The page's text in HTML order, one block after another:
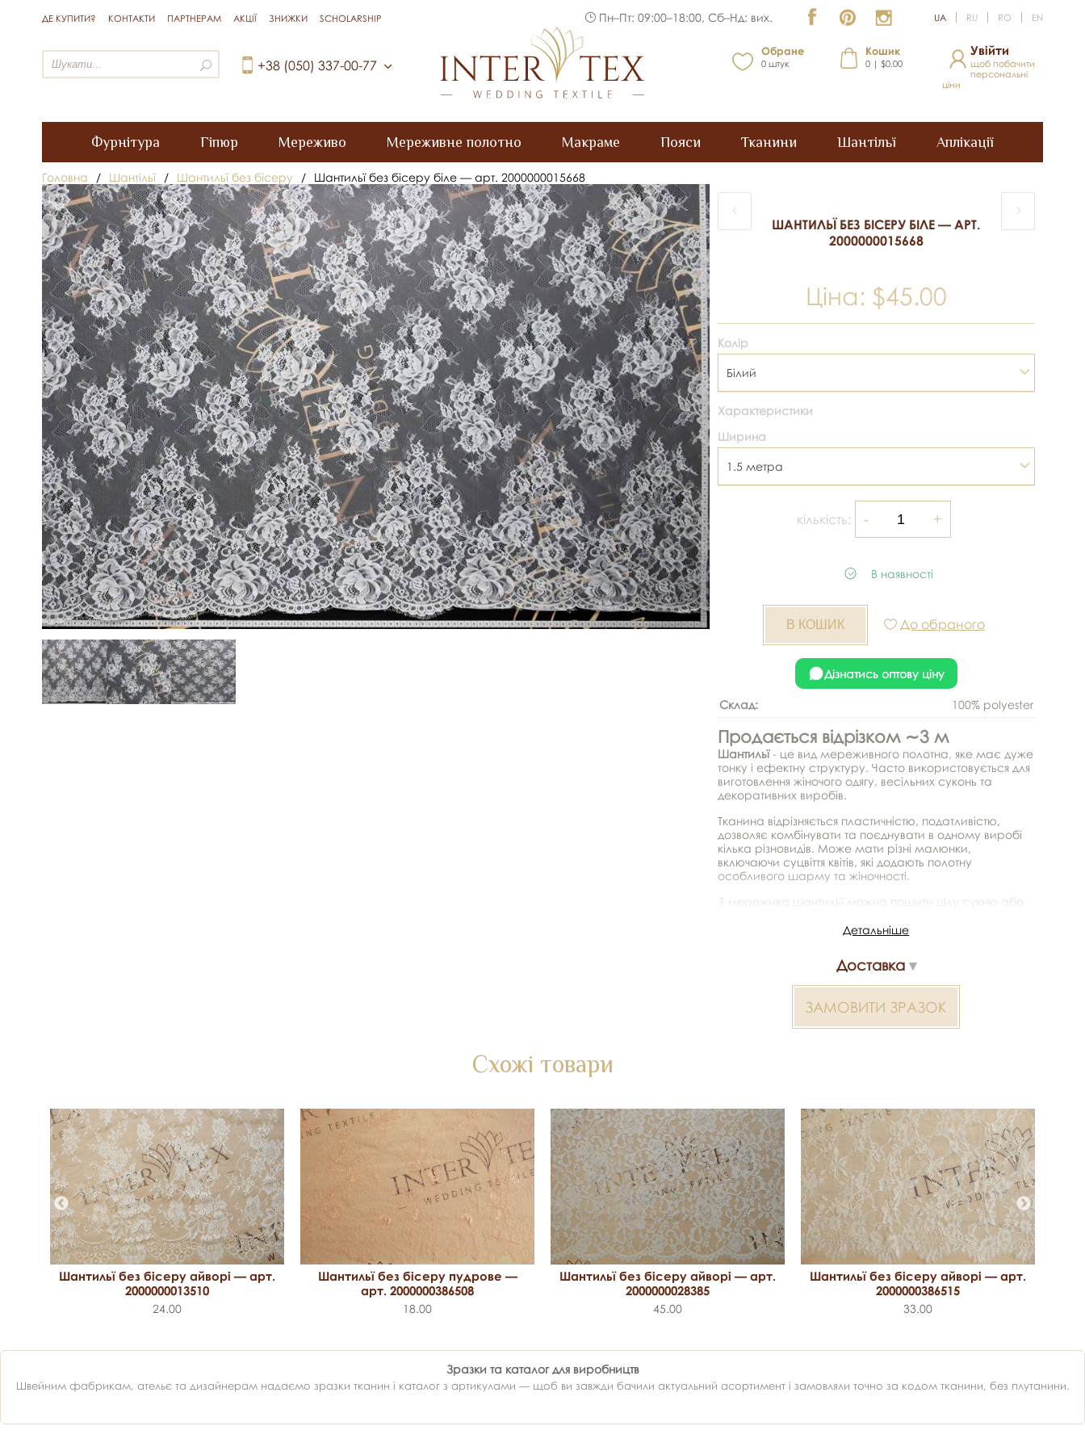
ДЕ КУПИТИ? КОНТАКТИ ПАРТНЕРАМ АКЦІЇ ЗНИЖКИ SCHOLARSHIP Пн–Пт: 09:00–18:00, Сб–Нд: вих. UA RU RO EN
+38 (050) 337-00-77
Обране
0 штук
Кошик
0 | $0.00
Увійти
щоб побачити
персональні
ціни
Фурнітура Гіпюр Мереживо Мереживне полотно Макраме Пояси Тканини Шантільї Аплікації
Головна / Шантільї / Шантильї без бісеру / Шантильї без бісеру біле — арт. 2000000015668
ШАНТИЛЬЇ БЕЗ БІСЕРУ БІЛЕ — АРТ.
2000000015668
Ціна: $45.00
Колір
Білий
Характеристики
Ширина
1.5 метра
кількість:
В наявності
До обраного
Дізнатись оптову ціну
Склад: 100% polyester
Продається відрізком ∼3 м
Шантильї- це вид мереживного полотна, яке має дуже
тонку і ефектну структуру. Часто використовується для
виготовлення жіночого одягу, весільних суконь та
декоративних виробів.
Тканина відрізняється пластичністю, податливістю,
дозволяє комбінувати та поєднувати в одному виробі
кілька різновидів. Може мати різні малюнки,
включаючи суцвіття квітів, які додають полотну
особливого шарму та жіночності.
З мережива шантильї можна пошити цілу сукню або
Шантильї без бісеру 2000000015668 — матеріал для
весільних суконь, декору та колекцій ательє.
Доступний оптом і в роздріб в Inter Tex, SKU 375021.
Детальніше
Доставка
ЗАМОВИТИ ЗРАЗОК
Схожі товари
Шантильї без бісеру айворі — арт.
2000000013510
24.00
Шантильї без бісеру пудрове —
арт. 2000000386508
18.00
Шантильї без бісеру айворі — арт.
2000000028385
45.00
Шантильї без бісеру айворі — арт.
2000000386515
33.00
Зразки та каталог для виробництв
Швейним фабрикам, ательє та дизайнерам надаємо зразки тканин і каталог з артикулами — щоб ви завжди бачили актуальний асортимент і замовляли точно за кодом тканини, без плутанини.